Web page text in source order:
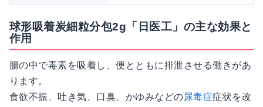
球形吸着炭細粒分包2g「日医工」の主な効果と
作用
腸の中で毒素を吸着し、便とともに排泄させる働きがあ
ります。
食欲不振、吐き気、口臭、かゆみなどの尿毒症症状を改